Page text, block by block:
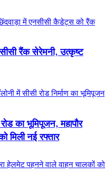
रैंक सेरेमनी, उत्कृष्ट
का भूमिपूजन, महापौर
मिली नई रफ्तार